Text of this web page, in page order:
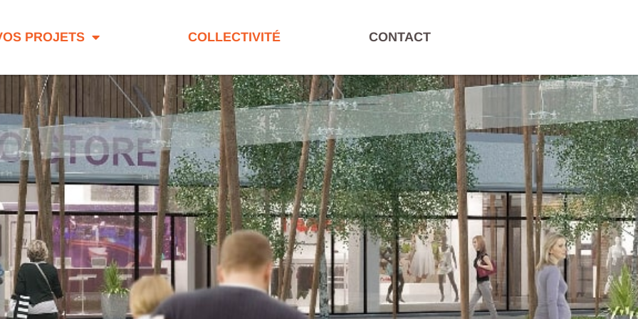
PROJETS COLLECTIVITÉ CONTACT